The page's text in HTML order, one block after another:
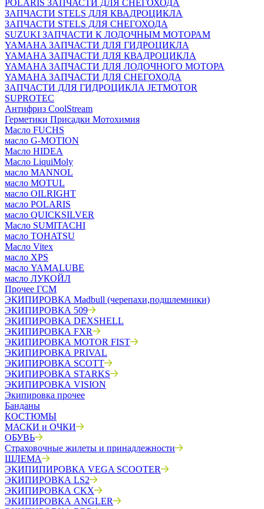
POLARIS ЗАПЧАСТИ ДЛЯ СНЕГОХОДА
ЗАПЧАСТИ STELS ДЛЯ КВАДРОЦИКЛА
ЗАПЧАСТИ STELS ДЛЯ СНЕГОХОДА
SUZUKI ЗАПЧАСТИ К ЛОДОЧНЫМ МОТОРАМ
YAMAHA ЗАПЧАСТИ ДЛЯ ГИДРОЦИКЛА
YAMAHA ЗАПЧАСТИ ДЛЯ КВАДРОЦИКЛА
YAMAHA ЗАПЧАСТИ ДЛЯ ЛОДОЧНОГО МОТОРА
YAMAHA ЗАПЧАСТИ ДЛЯ СНЕГОХОДА
ЗАПЧАСТИ ДЛЯ ГИДРОЦИКЛА JETMOTOR
SUPROTEC
Антифриз CoolStream
Герметики Присадки Мотохимия
Масло FUCHS
масло G-MOTION
Масло HIDEA
Масло LiquiMoly
масло MANNOL
масло MOTUL
масло OILRIGHT
масло POLARIS
масло QUICKSILVER
Масло SUMITACHI
масло TOHATSU
Масло Vitex
масло XPS
масло YAMALUBE
масло ЛУКОЙЛ
Прочее ГСМ
ЭКИПИРОВКА Madbull (черепахи,подшлемники)
ЭКИПИРОВКА 509
ЭКИПИРОВКА DEXSHELL
ЭКИПИРОВКА FXR
ЭКИПИРОВКА MOTOR FIST
ЭКИПИРОВКА PRIVAL
ЭКИПИРОВКА SCOTT
ЭКИПИРОВКА STARKS
ЭКИПИРОВКА VISION
Экипировка прочее
Банданы
КОСТЮМЫ
МАСКИ и ОЧКИ
ОБУВЬ
Страховочные жилеты и принадлежности
ШЛЕМА
ЭКИПИПИРОВКА VEGA SCOOTER
ЭКИПИРОВКА LS2
ЭКИПИРОВКА CKX
ЭКИПИРОВКА ANGLER